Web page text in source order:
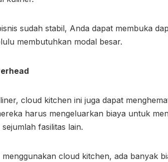
sudah stabil, Anda dapat membuka
membutuhkan modal besar.
cloud kitchen ini juga dapat
harus mengeluarkan biaya untuk
fasilitas lain.
cloud kitchen, ada banyak